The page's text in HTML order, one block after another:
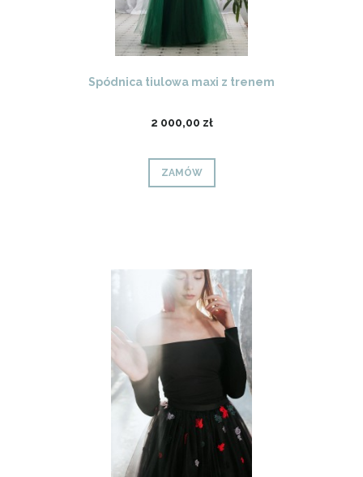
Spódnica tiulowa maxi z trenem
2 000,00 zł
ZAMÓW